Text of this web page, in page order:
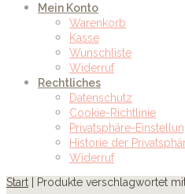
Mein Konto
Warenkorb
Kasse
Wunschliste
Widerruf
Rechtliches
Datenschutz
Cookie-Richtlinie
Privatsphäre-
Historie der
Widerruf
Start | Produkte verschlagwortet